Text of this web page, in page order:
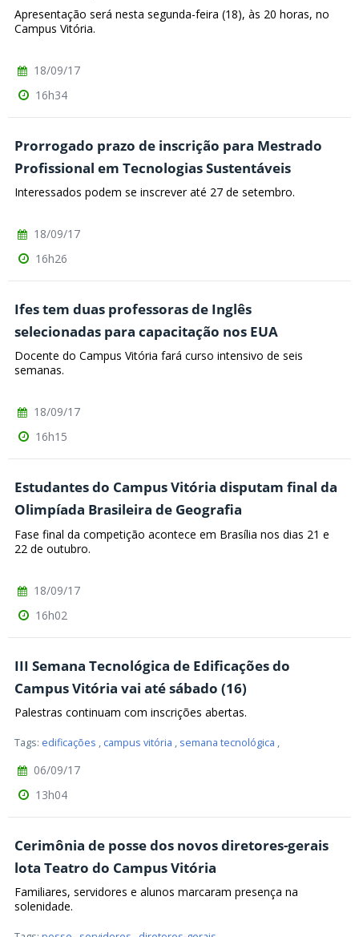
Apresentação será nesta segunda-feira (18), às 20 horas, no
Campus Vitória.
18/09/17
16h34
Prorrogado prazo de inscrição para Mestrado
Profissional em Tecnologias Sustentáveis
Interessados podem se inscrever até 27 de setembro.
18/09/17
16h26
Ifes tem duas professoras de Inglês
selecionadas para capacitação nos EUA
Docente do Campus Vitória fará curso intensivo de seis
semanas.
18/09/17
16h15
Estudantes do Campus Vitória disputam final da
Olimpíada Brasileira de Geografia
Fase final da competição acontece em Brasília nos dias 21 e
22 de outubro.
18/09/17
16h02
III Semana Tecnológica de Edificações do
Campus Vitória vai até sábado (16)
Palestras continuam com inscrições abertas.
Tags: edificações , campus vitória , semana tecnológica ,
06/09/17
13h04
Cerimônia de posse dos novos diretores-gerais
lota Teatro do Campus Vitória
Familiares, servidores e alunos marcaram presença na
solenidade.